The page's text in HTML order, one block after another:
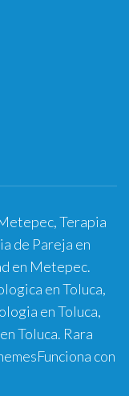
Terapia
de Pareja en
en Metepec.
en Toluca,
en Toluca,
Toluca. Rara
Funciona con